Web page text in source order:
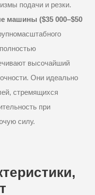
подачи и резки.
машины ($35 000–$50
высочайший
Они идеально
стремящихся
при
силу.